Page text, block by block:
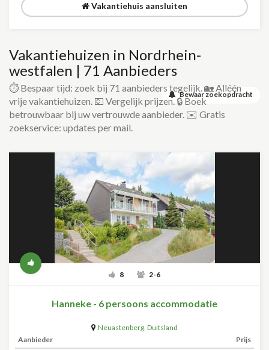
Vakantiehuis aansluiten
Bewaar zoekopdracht
Vakantiehuizen in Nordrhein-
westfalen | 71 Aanbieders
⏱️ Bespaar tijd: zoek bij 71 aanbieders tegelijk. 🏡 Alléén
vrije vakantiehuizen. 💶 Vergelijk prijzen. 🔒 Boek
betrouwbaar bij uw vertrouwde aanbieder. ✉️ Gratis
zoekservice: updates per mail.
8 2-6
Hanneke - 6 persoons accommodatie
Neuastenberg, Duitsland
Aanbieder
Prijs